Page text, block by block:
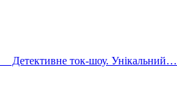
Детективне ток-шоу. Унікальний…